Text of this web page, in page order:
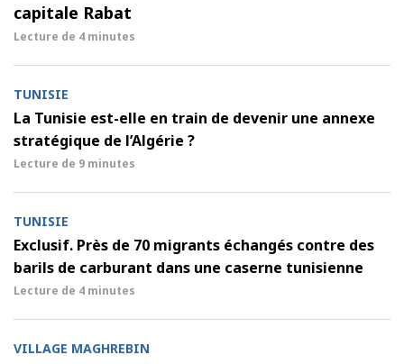
capitale Rabat
Lecture de 4 minutes
TUNISIE
La Tunisie est-elle en train de devenir une annexe
stratégique de l’Algérie ?
Lecture de 9 minutes
TUNISIE
Exclusif. Près de 70 migrants échangés contre des
barils de carburant dans une caserne tunisienne
Lecture de 4 minutes
VILLAGE MAGHREBIN